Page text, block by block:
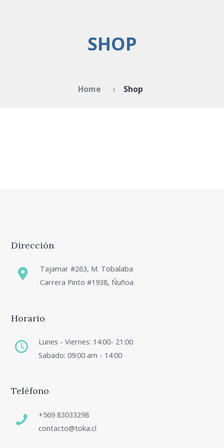
SHOP
Home Shop
Dirección
Tajamar #263, M. Tobalaba
Carrera Pinto #1938, Ñuñoa
Horario
Lunes - Viernes: 14:00- 21:00
Sabado: 09:00 am - 14:00
Teléfono
+569 83033298
contacto@toka.cl